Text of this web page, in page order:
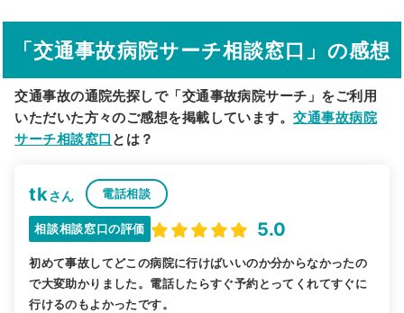
駅から探す 院名から探す
「交通事故病院サーチ相談窓口」の感想
交通事故の通院先探しで「交通事故病院サーチ」をご利用
いただいた方々のご感想を掲載しています。交通事故病院
サーチ相談窓口 とは？
tkさん 電話相談
相談相談窓口の評価 5.0
初めて事故してどこの病院に行けばいいのか分からなかったの
で大変助かりました。電話したらすぐ予約とってくれてすぐに
行けるのもよかったです。